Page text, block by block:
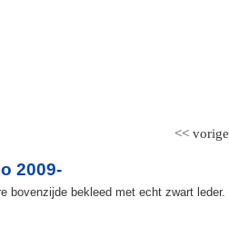
<< vorige
2009-
bovenzijde bekleed met echt zwart leder.